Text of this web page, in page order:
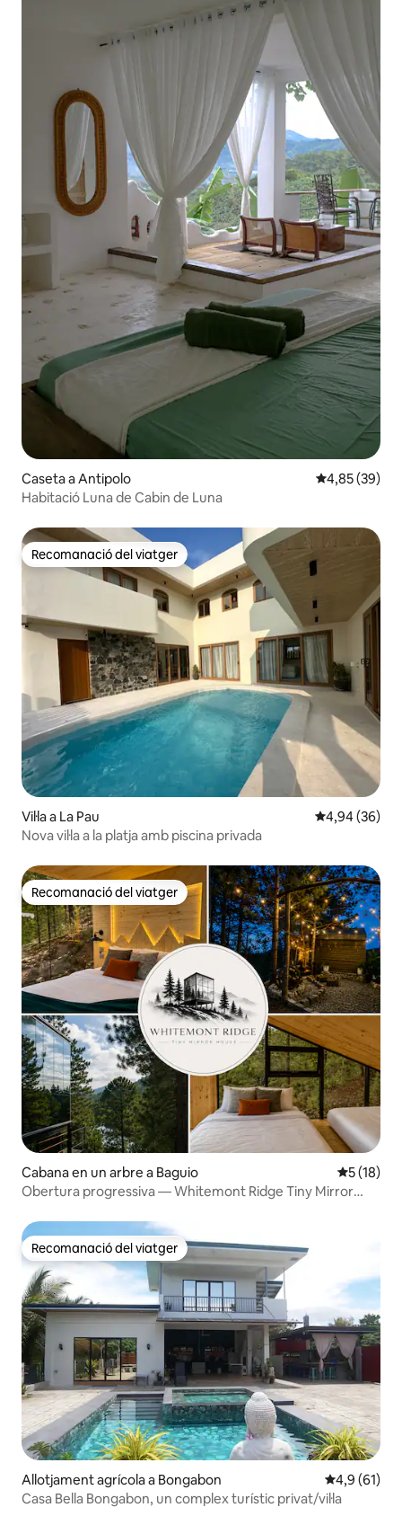
Caseta a Antipolo 4,85 de
4,85 (39)
Habitació Luna de Cabin de Luna
Recomanació del viatger
Recomanació del viatger
Vil·la a La Pau 4,94 de
4,94 (36)
Nova vil·la a la platja amb piscina privada
Recomanació del viatger
Recomanació del viatger
Cabana en un arbre a Baguio 5 de
5 (18)
Obertura progressiva — Whitemont Ridge Tiny Mirror
Recomanació del viatger
Recomanació del viatger
Allotjament agrícola a Bongabon 4,9 de
4,9 (61)
Casa Bella Bongabon, un complex turístic privat/vil·la